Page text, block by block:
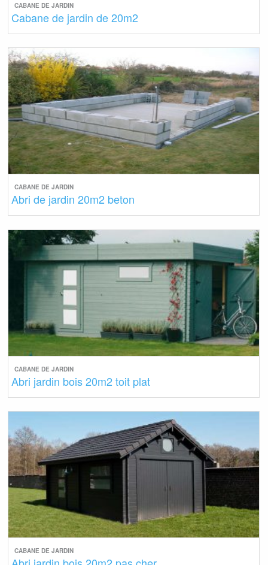
CABANE DE JARDIN
Cabane de jardin de 20m2
CABANE DE JARDIN
Abri de jardin 20m2 beton
CABANE DE JARDIN
Abri jardin bois 20m2 toit plat
CABANE DE JARDIN